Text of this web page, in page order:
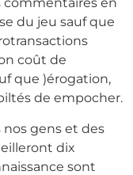
commentaires en
du jeu sauf que
coût de
que )érogation,
de empocher.
nos gens et des
dix
sont